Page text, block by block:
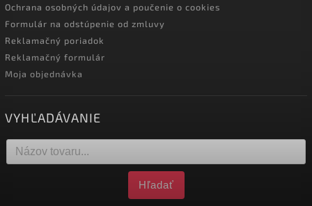
Ochrana osobných údajov a poučenie o cookies
Formulár na odstúpenie od zmluvy
Reklamačný poriadok
Reklamačný formulár
Moja objednávka
VYHĽADÁVANIE
Hľadať